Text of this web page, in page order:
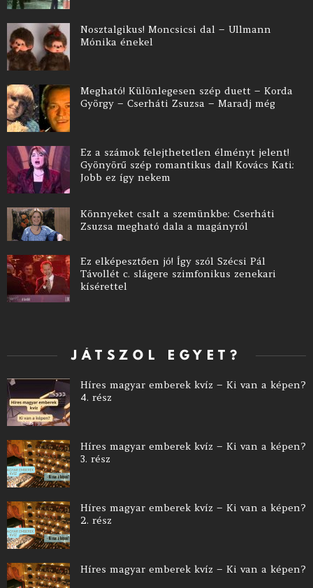
Nosztalgikus! Moncsicsi dal – Ullmann
Mónika énekel
Megható! Különlegesen szép duett – Korda
György – Cserháti Zsuzsa – Maradj még
Ez a számok felejthetetlen élményt jelent!
Gyönyörű szép romantikus dal! Kovács Kati:
Jobb ez így nekem
Könnyeket csalt a szemünkbe: Cserháti
Zsuzsa megható dala a magányról
Ez elképesztően jó! Így szól Szécsi Pál
Távollét c. slágere szimfonikus zenekari
kísérettel
JÁTSZOL EGYET?
Híres magyar emberek kvíz – Ki van a képen?
4. rész
Híres magyar emberek kvíz – Ki van a képen?
3. rész
Híres magyar emberek kvíz – Ki van a képen?
2. rész
Híres magyar emberek kvíz – Ki van a képen?